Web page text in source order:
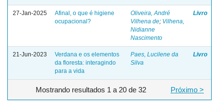
27-Jan-2025
Afinal, o que é higiene
ocupacional?
Oliveira, André
Vilhena de; Vilhena,
Nidianne
Nascimento
Livro
21-Jun-2023
Verdana e os elementos
da floresta: interagindo
para a vida
Paes, Lucilene da
Silva
Livro
Mostrando resultados 1 a 20 de 32 Próximo >